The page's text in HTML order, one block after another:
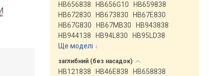
HB656838
HB656G10
HB659838
HB672830
HB673830
HB67E830
HB67G830
HB67MB30
HB943838
HB944138
HB94L830
HB95LD38
Ще моделі ↓
заглибний (без насадок)
HB121838 HB46E838
HB658838